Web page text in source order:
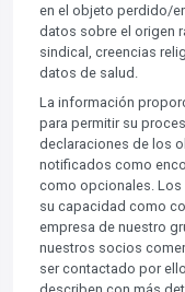
en el objeto perdido/
datos sobre el origen
sindical, creencias
datos de salud.
La información
para permitir su
declaraciones de los
notificados como
como opcionales. Los
su capacidad como
empresa de nuestro
nuestros socios
ser contactado por